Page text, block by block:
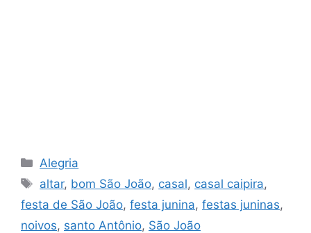
Categorias
Alegria
Tags
altar, bom São João, casal, casal caipira,
festa de São João, festa junina, festas juninas,
noivos, santo Antônio, São João